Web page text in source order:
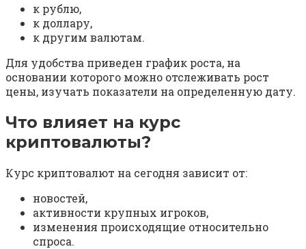
к рублю,
к доллару,
к другим валютам.
Для удобства приведен график роста, на
основании которого можно отслеживать рост
цены, изучать показатели на определенную дату.
Что влияет на курс
криптовалюты?
Курс криптовалют на сегодня зависит от:
новостей,
активности крупных игроков,
изменения происходящие относительно
спроса.